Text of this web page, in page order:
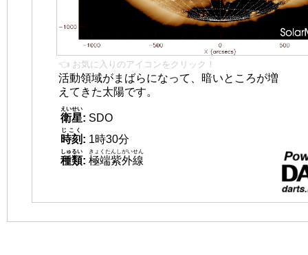
👈 お気に入りのアイコンをクリック！
活動領域がまばらになって、暗いところが増
えてきた太陽です。
衛星
えいせい
: SDO
時刻
じこく
: 1時30分
種類
しゅるい
: 極端紫外線
きょくたんしがいせん